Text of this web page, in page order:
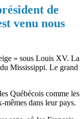
de
venu nous
» sous Louis XV. La
Mississippi. Le grand
Québécois comme les
dans leur pays.